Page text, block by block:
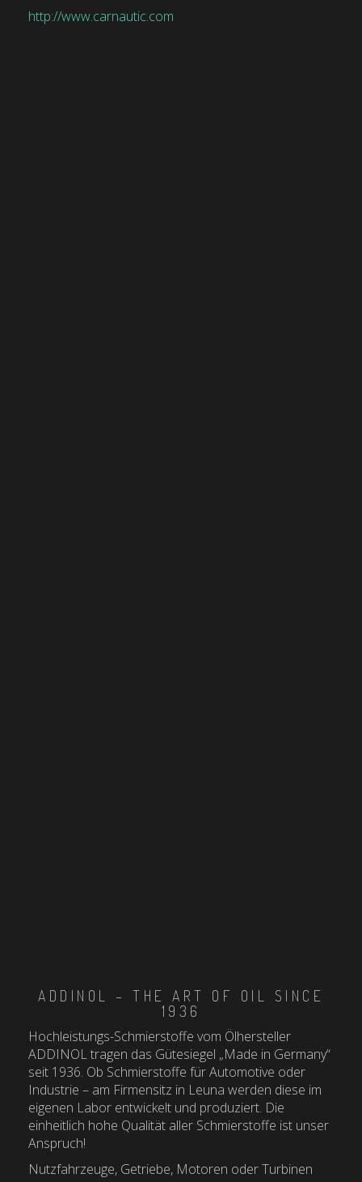
http://www.carnautic.com
ADDINOL – THE ART OF OIL SINCE
1936
Hochleistungs-Schmierstoffe vom Ölhersteller
ADDINOL tragen das Gütesiegel „Made in Germany“
seit 1936. Ob Schmierstoffe für Automotive oder
Industrie – am Firmensitz in Leuna werden diese im
eigenen Labor entwickelt und produziert. Die
einheitlich hohe Qualität aller Schmierstoffe ist unser
Anspruch!
Nutzfahrzeuge, Getriebe, Motoren oder Turbinen